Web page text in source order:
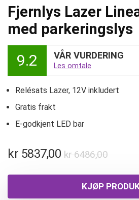
Fjernlys Lazer
med parkeringslys
9.2 VÅR VURDERING
Les omtale
Relésats Lazer, 12V inkludert
Gratis frakt
E-godkjent LED bar
kr6486,00
kr 5837,00
KJØP